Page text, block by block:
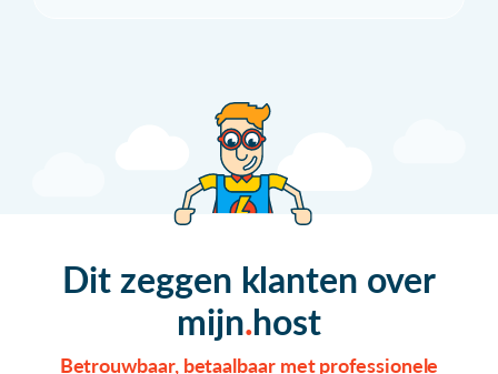
Dit zeggen klanten over
mijn host
Betrouwbaar, betaalbaar met professionele